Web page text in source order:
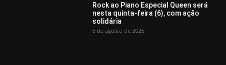
Rock ao Piano Especial Queen será
nesta quinta-feira (6), com ação
solidária
6 de agosto de 2026